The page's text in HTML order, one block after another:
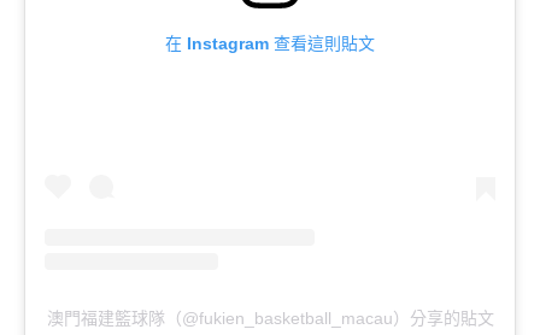
在 Instagram 查看這則貼文
澳門福建籃球隊（@fukien_basketball_macau）分享的貼文